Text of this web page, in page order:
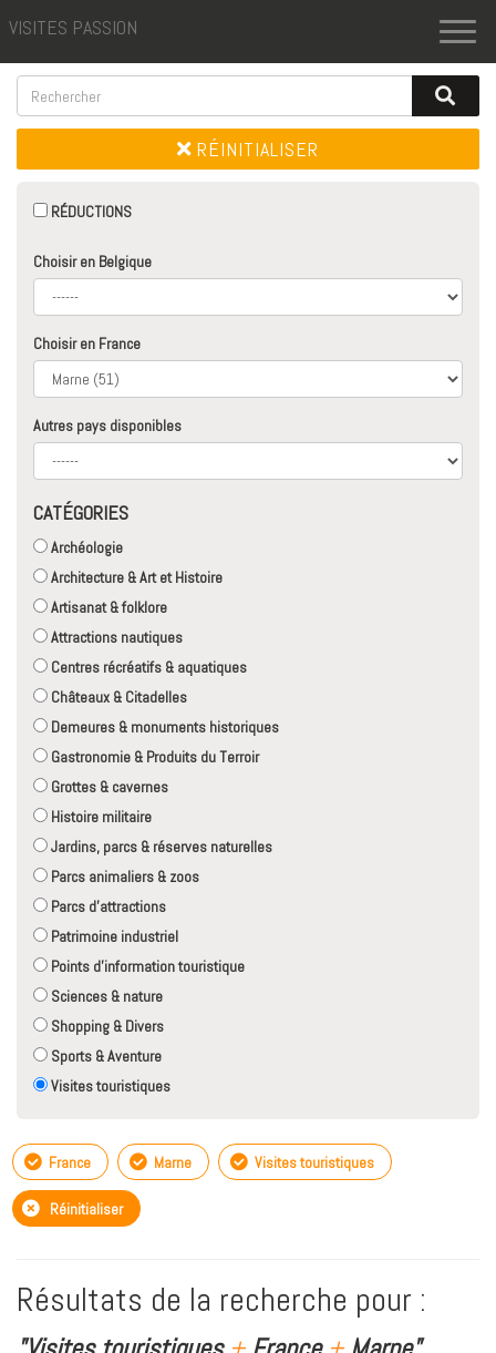
VISITES PASSION
RÉINITIALISER
RÉDUCTIONS
Choisir en Belgique
Choisir en France
Autres pays disponibles
CATÉGORIES
Archéologie
Architecture & Art et Histoire
Artisanat & folklore
Attractions nautiques
Centres récréatifs & aquatiques
Châteaux & Citadelles
Demeures & monuments historiques
Gastronomie & Produits du Terroir
Grottes & cavernes
Histoire militaire
Jardins, parcs & réserves naturelles
Parcs animaliers & zoos
Parcs d'attractions
Patrimoine industriel
Points d'information touristique
Sciences & nature
Shopping & Divers
Sports & Aventure
Visites touristiques
France Marne Visites touristiques
Réinitialiser
Résultats de la recherche pour :